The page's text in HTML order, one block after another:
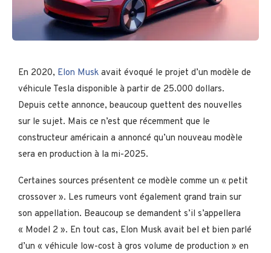
En 2020, Elon Musk avait évoqué le projet d’un modèle de
véhicule Tesla disponible à partir de 25.000 dollars.
Depuis cette annonce, beaucoup guettent des nouvelles
sur le sujet. Mais ce n’est que récemment que le
constructeur américain a annoncé qu’un nouveau modèle
sera en production à la mi-2025.
Certaines sources présentent ce modèle comme un « petit
crossover ». Les rumeurs vont également grand train sur
son appellation. Beaucoup se demandent s’il s’appellera
« Model 2 ». En tout cas, Elon Musk avait bel et bien parlé
d’un « véhicule low-cost à gros volume de production » en